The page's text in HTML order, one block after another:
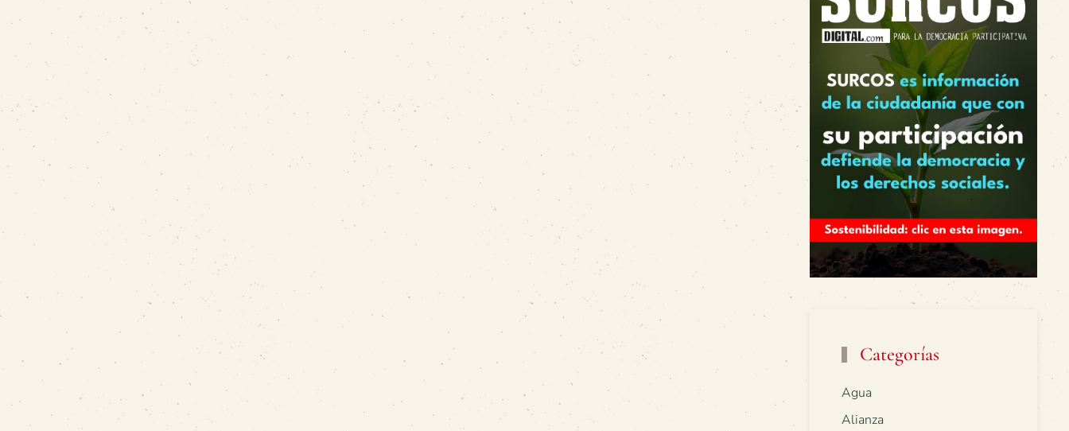
Categorías
Agua
Alianza